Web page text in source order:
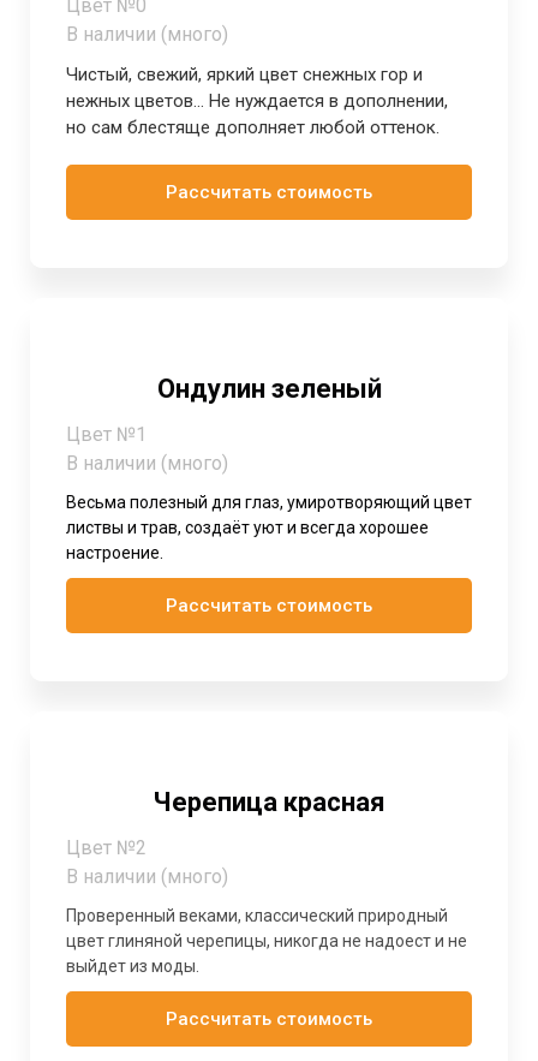
Цвет №0
В наличии (много)
Чистый, свежий, яркий цвет снежных гор и
нежных цветов... Не нуждается в дополнении,
но сам блестяще дополняет любой оттенок.
Рассчитать стоимость
Ондулин зеленый
Цвет №1
В наличии (много)
Весьма полезный для глаз, умиротворяющий цвет
листвы и трав, создаёт уют и всегда хорошее
настроение.
Рассчитать стоимость
Черепица красная
Цвет №2
В наличии (много)
Проверенный веками, классический природный
цвет глиняной черепицы, никогда не надоест и не
выйдет из моды.
Рассчитать стоимость